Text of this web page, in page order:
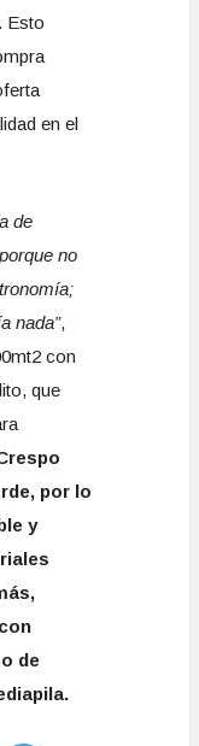
Esto
en el
de
no
nada”,
con
que
por lo
y
de